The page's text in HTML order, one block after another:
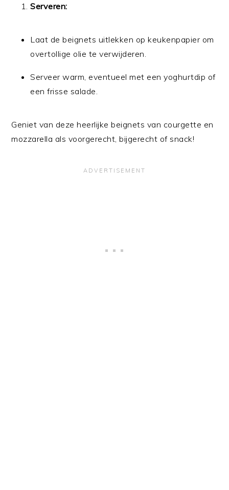
Serveren:
Laat de beignets uitlekken op keukenpapier om
overtollige olie te verwijderen.
Serveer warm, eventueel met een yoghurtdip of
een frisse salade.
Geniet van deze heerlijke beignets van courgette en
mozzarella als voorgerecht, bijgerecht of snack!